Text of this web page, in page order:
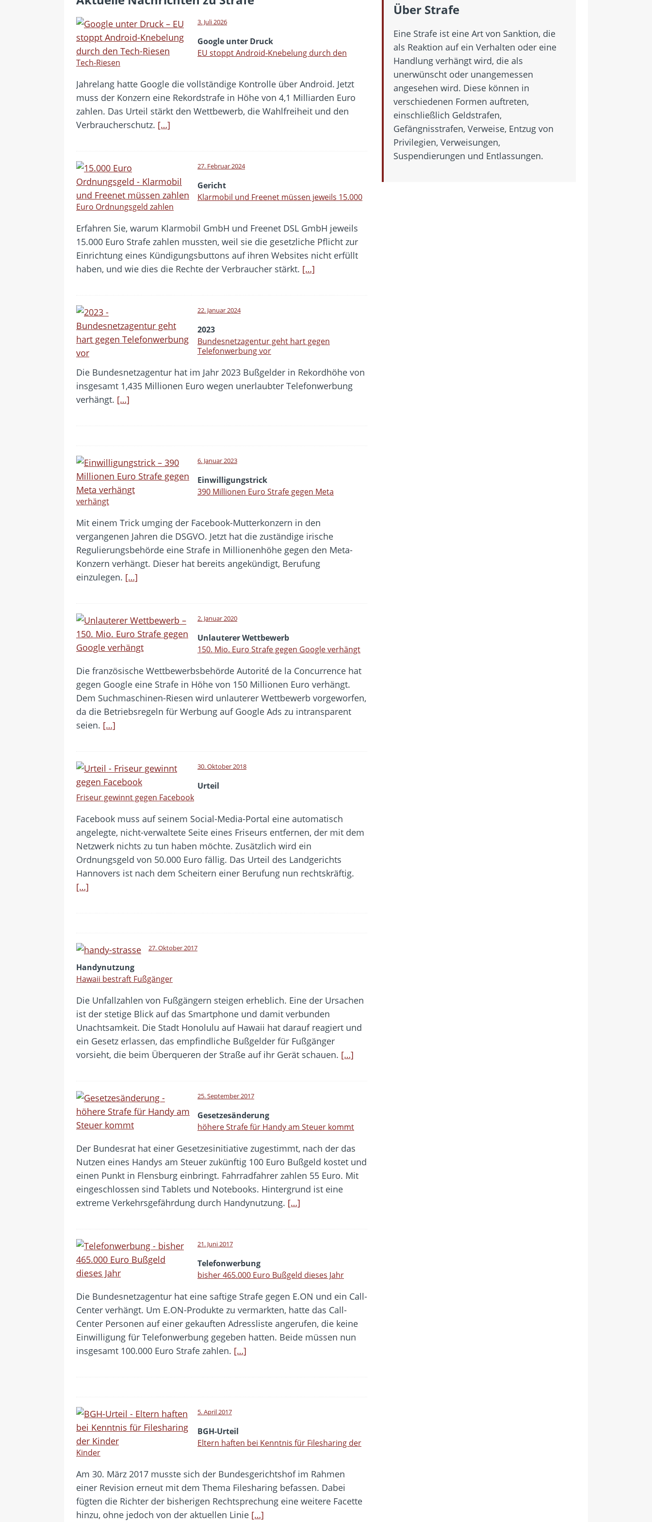
[ 22. Juli 2026 ]
[ 21. Juli 2026 ]
Wichtiges BGH-Urteil – Verbraucherrechte bei Online-Kündigung gestärkt
3. Juli 2026
Google unter Druck
EU stoppt Android-Knebelung durch den
Tech-Riesen
Jahrelang hatte Google die vollständige Kontrolle über Android. Jetzt
muss der Konzern eine Rekordstrafe in Höhe von 4,1 Milliarden Euro
zahlen. Das Urteil stärkt den Wettbewerb, die Wahlfreiheit und den
Verbraucherschutz. […]
27. Februar 2024
Gericht
Klarmobil und Freenet müssen jeweils 15.000
Euro Ordnungsgeld zahlen
Erfahren Sie, warum Klarmobil GmbH und Freenet DSL GmbH jeweils
15.000 Euro Strafe zahlen mussten, weil sie die gesetzliche Pflicht zur
Einrichtung eines Kündigungsbuttons auf ihren Websites nicht erfüllt
haben, und wie dies die Rechte der Verbraucher stärkt. […]
22. Januar 2024
2023
Bundesnetzagentur geht hart gegen
Telefonwerbung vor
Die Bundesnetzagentur hat im Jahr 2023 Bußgelder in Rekordhöhe von
insgesamt 1,435 Millionen Euro wegen unerlaubter Telefonwerbung
verhängt. […]
6. Januar 2023
Einwilligungstrick
390 Millionen Euro Strafe gegen Meta
verhängt
Mit einem Trick umging der Facebook-Mutterkonzern in den
vergangenen Jahren die DSGVO. Jetzt hat die zuständige irische
Regulierungsbehörde eine Strafe in Millionenhöhe gegen den Meta-
Konzern verhängt. Dieser hat bereits angekündigt, Berufung
einzulegen. […]
2. Januar 2020
Unlauterer Wettbewerb
150. Mio. Euro Strafe gegen Google verhängt
Die französische Wettbewerbsbehörde Autorité de la Concurrence hat
gegen Google eine Strafe in Höhe von 150 Millionen Euro verhängt.
Dem Suchmaschinen-Riesen wird unlauterer Wettbewerb vorgeworfen,
da die Betriebsregeln für Werbung auf Google Ads zu intransparent
seien. […]
30. Oktober 2018
Urteil
Friseur gewinnt gegen Facebook
Facebook muss auf seinem Social-Media-Portal eine automatisch
angelegte, nicht-verwaltete Seite eines Friseurs entfernen, der mit dem
Netzwerk nichts zu tun haben möchte. Zusätzlich wird ein
Ordnungsgeld von 50.000 Euro fällig. Das Urteil des Landgerichts
Hannovers ist nach dem Scheitern einer Berufung nun rechtskräftig.
[…]
27. Oktober 2017
Handynutzung
Hawaii bestraft Fußgänger
Die Unfallzahlen von Fußgängern steigen erheblich. Eine der Ursachen
ist der stetige Blick auf das Smartphone und damit verbunden
Unachtsamkeit. Die Stadt Honolulu auf Hawaii hat darauf reagiert und
ein Gesetz erlassen, das empfindliche Bußgelder für Fußgänger
vorsieht, die beim Überqueren der Straße auf ihr Gerät schauen. […]
25. September 2017
Gesetzesänderung
höhere Strafe für Handy am Steuer kommt
Der Bundesrat hat einer Gesetzesinitiative zugestimmt, nach der das
Nutzen eines Handys am Steuer zukünftig 100 Euro Bußgeld kostet und
einen Punkt in Flensburg einbringt. Fahrradfahrer zahlen 55 Euro. Mit
eingeschlossen sind Tablets und Notebooks. Hintergrund ist eine
extreme Verkehrsgefährdung durch Handynutzung. […]
21. Juni 2017
Telefonwerbung
bisher 465.000 Euro Bußgeld dieses Jahr
Die Bundesnetzagentur hat eine saftige Strafe gegen E.ON und ein Call-
Center verhängt. Um E.ON-Produkte zu vermarkten, hatte das Call-
Center Personen auf einer gekauften Adressliste angerufen, die keine
Einwilligung für Telefonwerbung gegeben hatten. Beide müssen nun
insgesamt 100.000 Euro Strafe zahlen. […]
5. April 2017
BGH-Urteil
Eltern haften bei Kenntnis für Filesharing der
Kinder
Am 30. März 2017 musste sich der Bundesgerichtshof im Rahmen
einer Revision erneut mit dem Thema Filesharing befassen. Dabei
fügten die Richter der bisherigen Rechtsprechung eine weitere Facette
hinzu, ohne jedoch von der aktuellen Linie […]
Über Strafe
Eine Strafe ist eine Art von Sanktion, die
als Reaktion auf ein Verhalten oder eine
Handlung verhängt wird, die als
unerwünscht oder unangemessen
angesehen wird. Diese können in
verschiedenen Formen auftreten,
einschließlich Geldstrafen,
Gefängnisstrafen, Verweise, Entzug von
Privilegien, Verweisungen,
Suspendierungen und Entlassungen.